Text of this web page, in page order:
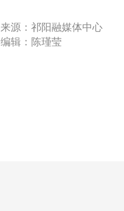
来源：祁阳融媒体中心
编辑：陈瑾莹